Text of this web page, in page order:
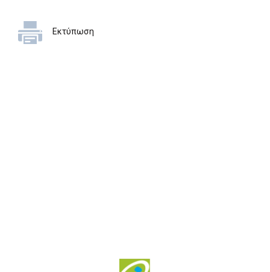
Εκτύπωση